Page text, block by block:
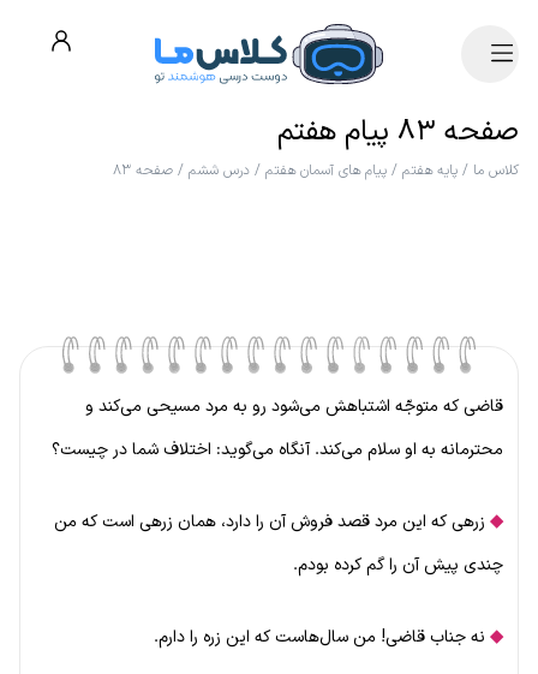
صفحه ۸۳ پیام هفتم
کلاس ما / پایه هفتم / پیام های آسمان هفتم / درس ششم / صفحه ۸۳
قاضی که متوجّه اشتباهش می‌شود رو به مرد مسیحی می‌کند و
محترمانه به او سلام می‌کند. آنگاه می‌گوید: اختلاف شما در چیست؟
◆ زرهی که این مرد قصد فروش آن را دارد، همان زرهی است که من
چندی پیش آن را گم کرده بودم.
◆ نه جناب قاضی! من سال‌هاست که این زره را دارم.